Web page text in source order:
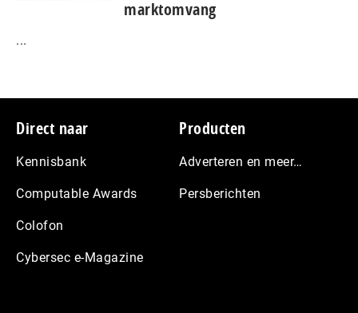
marktomvang
...
Footer
Direct naar
Kennisbank
Computable Awards
Colofon
Cybersec e-Magazine
Producten
Adverteren en meer…
Persberichten